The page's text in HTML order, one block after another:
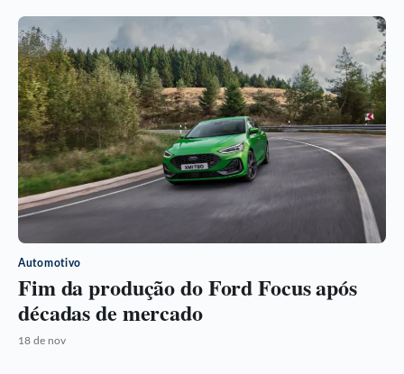
Automotivo
Fim da produção do Ford Focus após
décadas de mercado
18 de nov